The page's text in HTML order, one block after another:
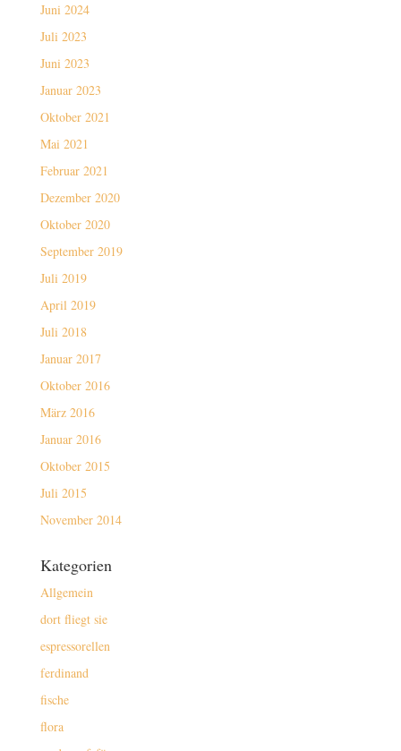
Juni 2024
Juli 2023
Juni 2023
Januar 2023
Oktober 2021
Mai 2021
Februar 2021
Dezember 2020
Oktober 2020
September 2019
Juli 2019
April 2019
Juli 2018
Januar 2017
Oktober 2016
März 2016
Januar 2016
Oktober 2015
Juli 2015
November 2014
Kategorien
Allgemein
dort fliegt sie
espressorellen
ferdinand
fische
flora